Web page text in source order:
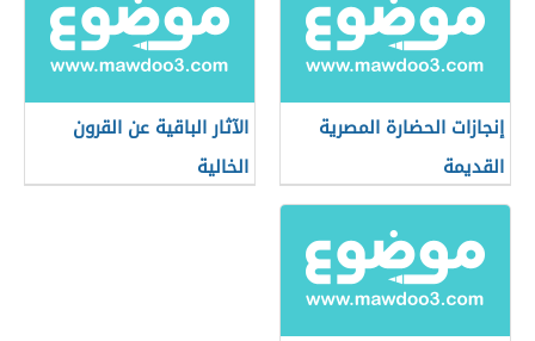
إنجازات الحضارة المصرية
القديمة
الآثار الباقية عن القرون
الخالية